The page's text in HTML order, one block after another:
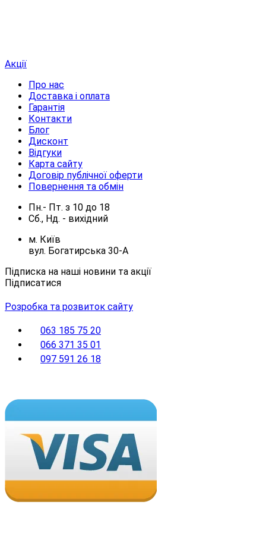
Акції
Про нас
Доставка і оплата
Гарантія
Контакти
Блог
Дисконт
Відгуки
Карта сайту
Договір публічної оферти
Повернення та обмін
Пн.- Пт. з 10 до 18
Сб., Нд. - вихідний
м. Київ
вул. Богатирська 30-А
Підписка на наші новини та акції
Підписатися
Розробка та розвиток сайту
063 185 75 20
066 371 35 01
097 591 26 18